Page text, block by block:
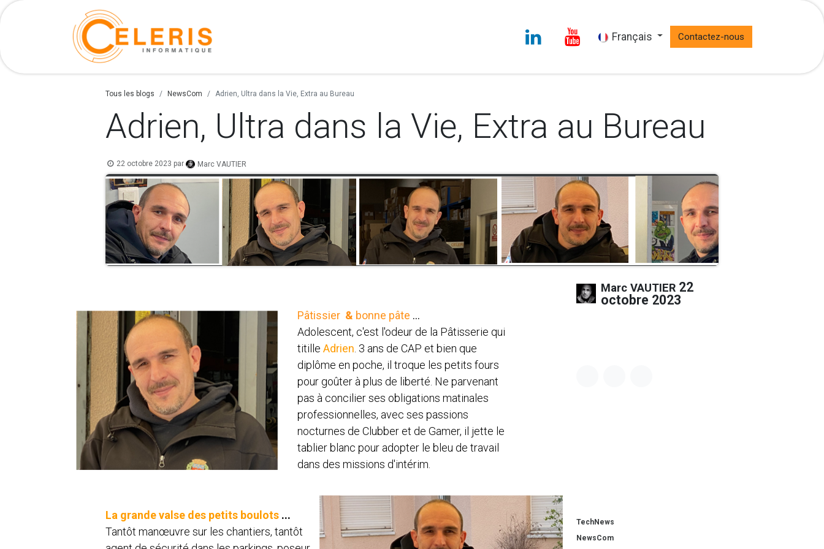
Ils témoignent Français Contactez-nous
Tous les blogs NewsCom Adrien, Ultra dans la Vie, Extra au Bureau
Adrien, Ultra dans la Vie, Extra au Bureau
22 octobre 2023 par Marc VAUTIER
Pâtissier& bonne pâte ...
Adolescent, c'est l'odeur de la Pâtisserie qui
titille Adrien . 3 ans de CAP et bien que
diplôme en poche, il troque les petits fours
pour goûter à plus de liberté. Ne parvenant
pas à concilier ses obligations matinales
professionnelles, avec ses passions
nocturnes de Clubber et de Gamer, il jette le
tablier blanc pour adopter le bleu de travail
dans des missions d'intérim.
La grande valse des petits boulots ...
Tantôt manœuvre sur les chantiers, tantôt
Marc VAUTIER 22
octobre 2023
TechNews
NewsCom